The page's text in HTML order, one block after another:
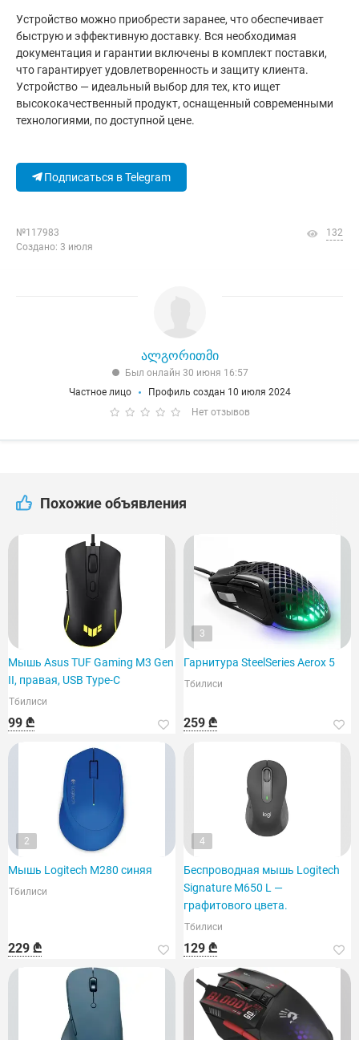
Устройство можно приобрести заранее, что обеспечивает
быструю и эффективную доставку. Вся необходимая
документация и гарантии включены в комплект поставки,
что гарантирует удовлетворенность и защиту клиента.
Устройство — идеальный выбор для тех, кто ищет
высококачественный продукт, оснащенный современными
технологиями, по доступной цене.
Подписаться в Telegram
№117983
Создано: 3 июля
132
ალგორითმი
Был онлайн 30 июня 16:57
Частное лицо
Профиль создан 10 июля 2024
Нет отзывов
Похожие объявления
Мышь Asus TUF Gaming M3 Gen
II, правая, USB Type-C
Тбилиси
99 ₾
3
Гарнитура SteelSeries Aerox 5
Тбилиси
259 ₾
2
Мышь Logitech M280 синяя
Тбилиси
229 ₾
4
Беспроводная мышь Logitech
Signature M650 L —
графитового цвета.
Тбилиси
129 ₾